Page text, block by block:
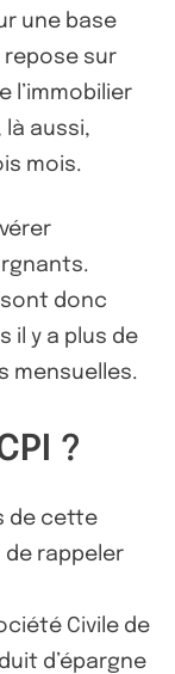
une base
sur
l’immobilier
aussi,
mois.
donc
il y a plus de
mensuelles.
?
de cette
de rappeler
Civile de
d’épargne